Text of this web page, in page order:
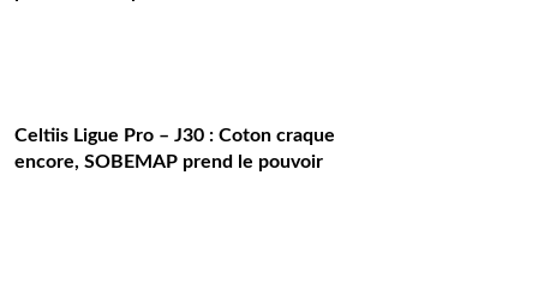
Celtiis Ligue Pro – J30 : Coton craque
encore, SOBEMAP prend le pouvoir